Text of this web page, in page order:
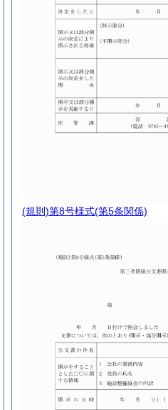
(規則)第8号様式(第5条関係)